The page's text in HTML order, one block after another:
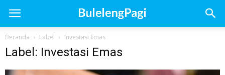
Beranda Label Investasi Emas
Label: Investasi Emas